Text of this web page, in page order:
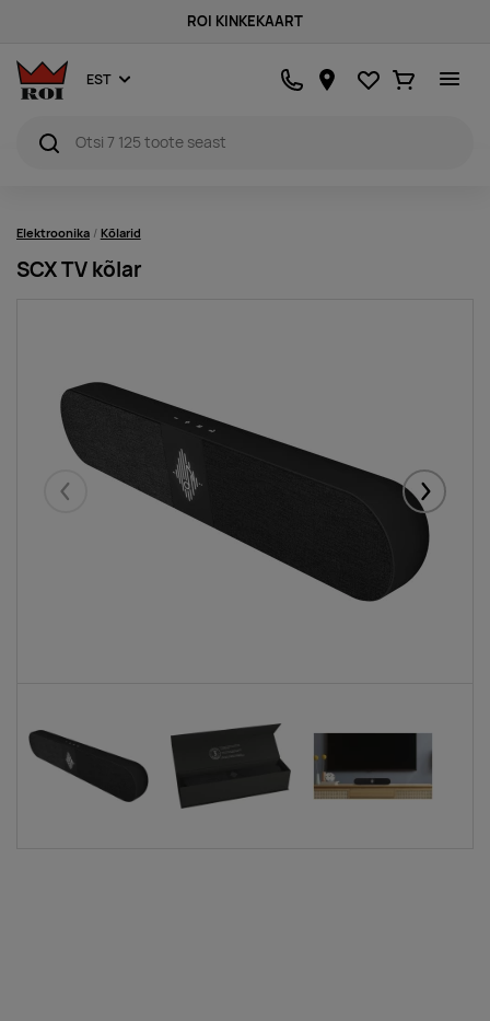
ROI KINKEKAART
EST Lemmikud
Ostukorv
Elektroonika Kõlarid
SCX TV kõlar
Eelmised